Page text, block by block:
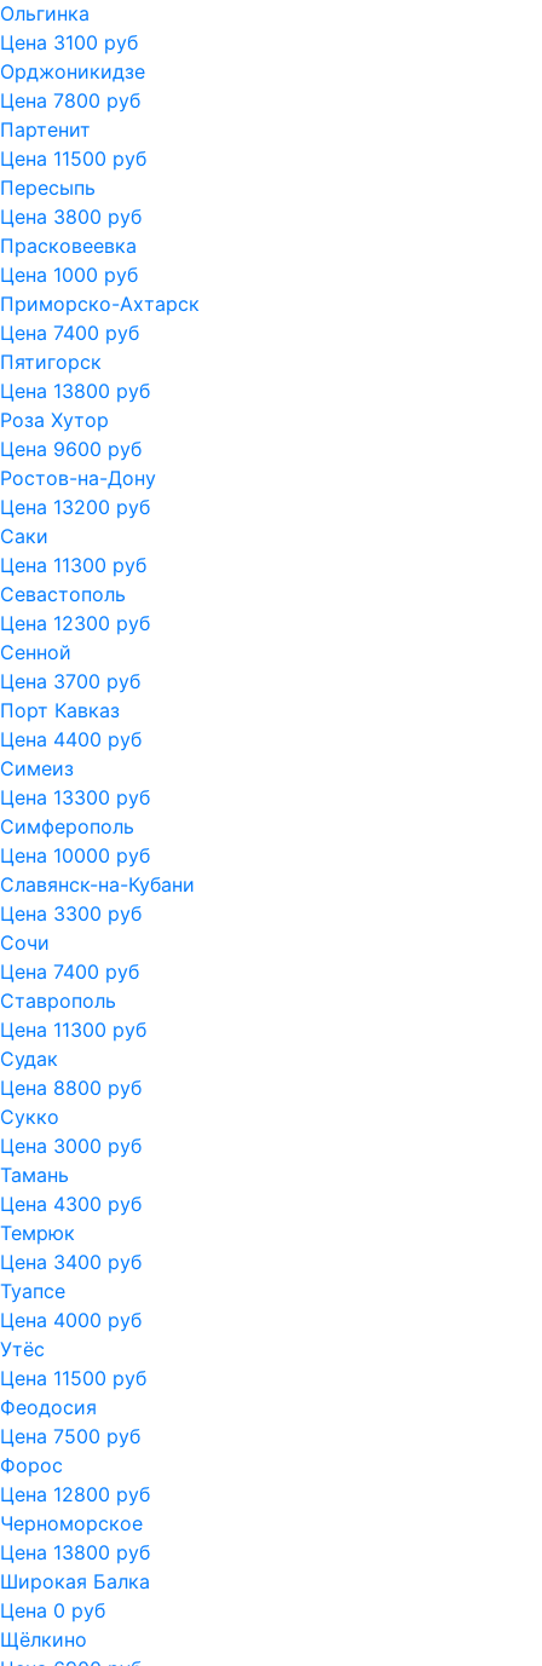
Ольгинка
Цена 3100 руб
Орджоникидзе
Цена 7800 руб
Партенит
Цена 11500 руб
Пересыпь
Цена 3800 руб
Прасковеевка
Цена 1000 руб
Приморско-Ахтарск
Цена 7400 руб
Пятигорск
Цена 13800 руб
Роза Хутор
Цена 9600 руб
Ростов-на-Дону
Цена 13200 руб
Саки
Цена 11300 руб
Севастополь
Цена 12300 руб
Сенной
Цена 3700 руб
Порт Кавказ
Цена 4400 руб
Симеиз
Цена 13300 руб
Симферополь
Цена 10000 руб
Славянск-на-Кубани
Цена 3300 руб
Сочи
Цена 7400 руб
Ставрополь
Цена 11300 руб
Судак
Цена 8800 руб
Сукко
Цена 3000 руб
Тамань
Цена 4300 руб
Темрюк
Цена 3400 руб
Туапсе
Цена 4000 руб
Утёс
Цена 11500 руб
Феодосия
Цена 7500 руб
Форос
Цена 12800 руб
Черноморское
Цена 13800 руб
Широкая Балка
Цена 0 руб
Щёлкино